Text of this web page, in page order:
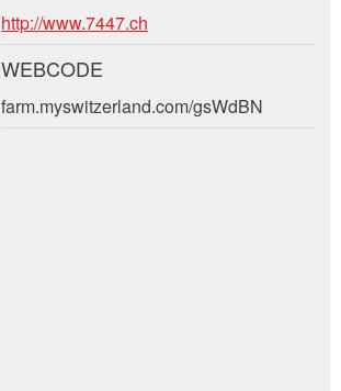
http://www.7447.ch
WEBCODE
farm.myswitzerland.com/gsWdBN